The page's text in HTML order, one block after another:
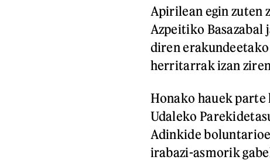
Apirilean egin zuten
Azpeitiko Basazabal
diren
herritarrak izan
Honako hauek
Udaleko
Adinkide
irabazi-asmorik